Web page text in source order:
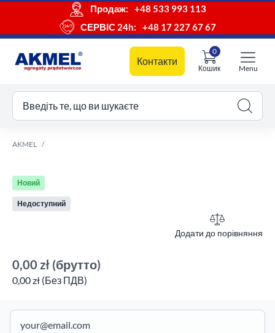
Продаж:
+48 533 993 113
СЕРВІС 24h:
+48 17 227 67 67
Контакти
Кошик
0
кошик
Menu
Введіть те, що ви шукаєте
AKMEL
Новий
Недоступний
Додати до порівняння
0,00 zł (брутто)
0,00 zł (Без ПДВ)